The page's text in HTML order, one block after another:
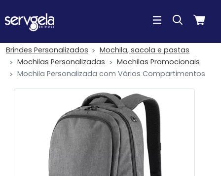
Brindes Personalizados
Mochila, sacola e pastas
Mochilas Personalizadas
Mochilas Promocionais
Mochila Personalizada com Vários Compartimentos